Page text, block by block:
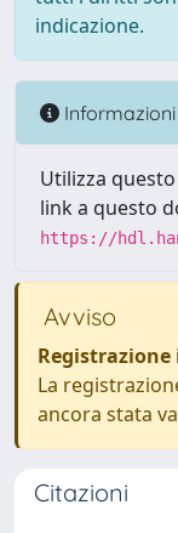
indicazione.
Informazioni
Utilizza
link a questo
https://
Avviso
La
ancora stata
Citazioni